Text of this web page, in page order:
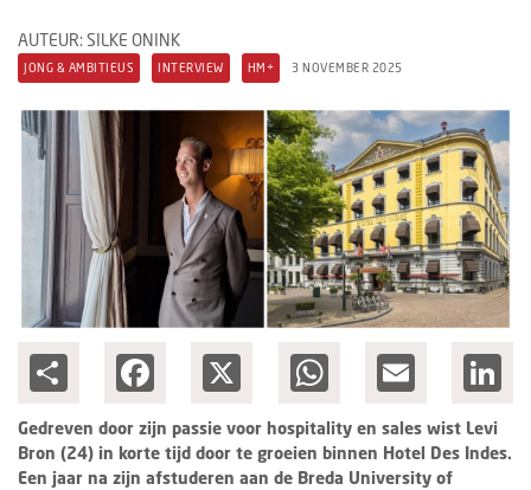
Jong & Ambitieus
Columns
Michelin
Nieuwe hotels
Personalia
HotelSummit
AUTEUR: SILKE ONINK
JONG & AMBITIEUS INTERVIEW HM+ 3 NOVEMBER 2025
Facebook WhatsApp Email
Gedreven door zijn passie voor hospitality en sales wist Levi
Bron (24) in korte tijd door te groeien binnen Hotel Des Indes.
Een jaar na zijn afstuderen aan de Breda University of